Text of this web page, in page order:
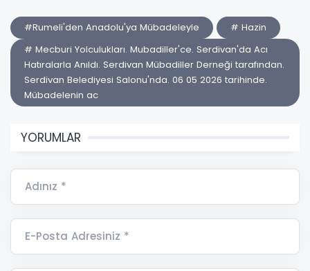
#Rumeli'den Anadolu'ya Mübadeleyle
# Hazin
# Mecburi Yolculukları. Mubadiller'ce. Serdivan'da Acı
Hatıralarla Anıldı. Serdivan Mübadiller Derneği tarafından.
Serdivan Belediyesi Salonu'nda. 06 05 2026 tarihinde.
Mübadelenin ac
YORUMLAR
Adınız *
E-Posta Adresiniz *